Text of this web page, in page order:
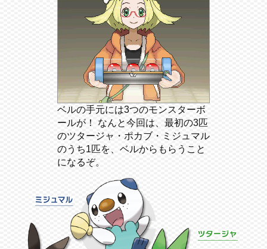
ベルの手元には3つのモンスターボ
ールが！ なんと今回は、最初の3匹
のツタージャ・ポカブ・ミジュマル
のうち1匹を、ベルからもらうこと
になるぞ。